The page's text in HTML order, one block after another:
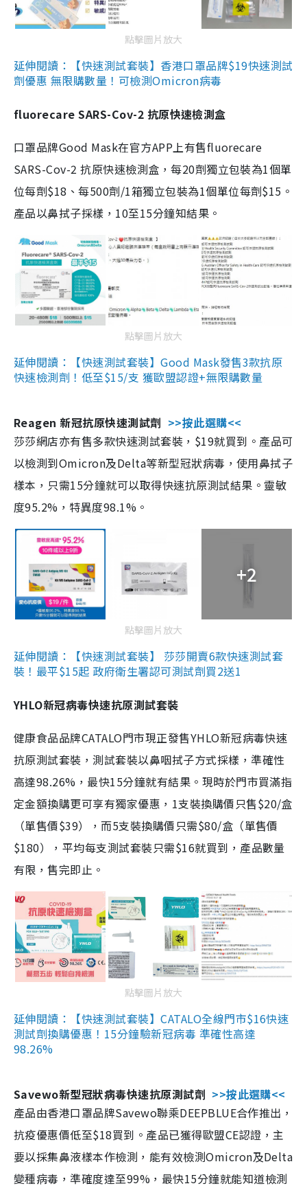
點擊圖片放大
延伸閱讀：【快速測試套裝】香港口罩品牌$19快速測試
劑優惠 無限購數量！可檢測Omicron病毒
fluorecare SARS-Cov-2 抗原快速檢測盒
口罩品牌Good Mask在官方APP上有售fluorecare
SARS-Cov-2 抗原快速檢測盒，每20劑獨立包裝為1個單
位每劑$18、每500劑/1箱獨立包裝為1個單位每劑$15。
產品以鼻拭子採樣，10至15分鐘知結果。
點擊圖片放大
延伸閱讀：【快速測試套裝】Good Mask發售3款抗原
快速檢測劑！低至$15/支 獲歐盟認證+無限購數量
Reagen 新冠抗原快速測試劑 >>按此選購<<
莎莎網店亦有售多款快速測試套裝，$19就買到。產品可
以檢測到Omicron及Delta等新型冠狀病毒，使用鼻拭子
樣本，只需15分鐘就可以取得快速抗原測試結果。靈敏
度95.2%，特異度98.1%。
+2
點擊圖片放大
延伸閱讀：【快速測試套裝】 莎莎開賣6款快速測試套
裝！最平$15起 政府衛生署認可測試劑買2送1
YHLO新冠病毒快速抗原測試套裝
健康食品品牌CATALO門市現正發售YHLO新冠病毒快速
抗原測試套裝，測試套裝以鼻咽拭子方式採樣，準確性
高達98.26%，最快15分鐘就有結果。現時於門市買滿指
定金額換購更可享有獨家優惠，1支裝換購價只售$20/盒
（單售價$39），而5支裝換購價只需$80/盒（單售價
$180），平均每支測試套裝只需$16就買到，產品數量
有限，售完即止。
點擊圖片放大
延伸閱讀：【快速測試套裝】CATALO全線門市$16快速
測試劑換購優惠！15分鐘驗新冠病毒 準確性高達
98.26%
Savewo新型冠狀病毒快速抗原測試劑 >>按此選購<<
產品由香港口罩品牌Savewo聯乘DEEPBLUE合作推出，
抗疫優惠價低至$18買到。產品已獲得歐盟CE認證，主
要以採集鼻液樣本作檢測，能有效檢測Omicron及Delta
變種病毒，準確度達至99%，最快15分鐘就能知道檢測